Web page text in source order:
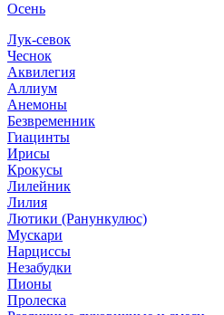
Осень
Лук-севок
Чеснок
Аквилегия
Аллиум
Анемоны
Безвременник
Гиацинты
Ирисы
Крокусы
Лилейник
Лилия
Лютики (Ранункулюс)
Мускари
Нарцисcы
Незабудки
Пионы
Пролеска